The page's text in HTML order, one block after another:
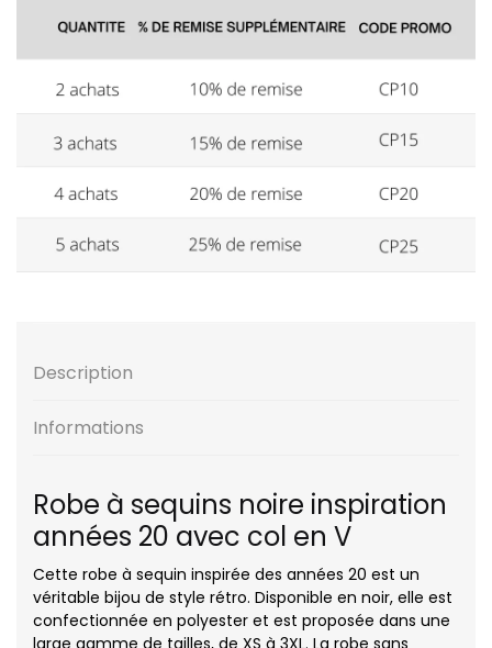
Description
Informations
Robe à sequins noire inspiration
années 20 avec col en V
Cette robe à sequin inspirée des années 20 est un
véritable bijou de style rétro. Disponible en noir, elle est
confectionnée en polyester et est proposée dans une
large gamme de tailles, de XS à 3XL. La robe sans